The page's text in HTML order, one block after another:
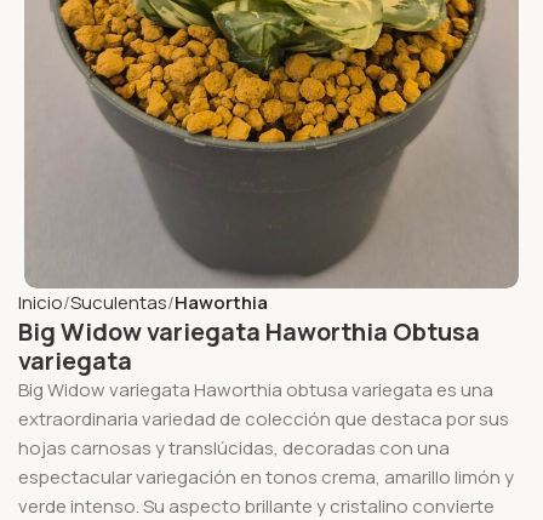
Inicio Suculentas Haworthia
Big Widow variegata Haworthia Obtusa
variegata
Big Widow variegata Haworthia obtusa variegata es una
extraordinaria variedad de colección que destaca por sus
hojas carnosas y translúcidas, decoradas con una
espectacular variegación en tonos crema, amarillo limón y
verde intenso. Su aspecto brillante y cristalino convierte